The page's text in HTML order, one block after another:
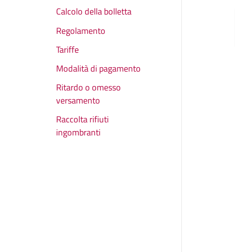
Calcolo della bolletta
Regolamento
Tariffe
Modalità di pagamento
Ritardo o omesso
versamento
Raccolta rifiuti
ingombranti